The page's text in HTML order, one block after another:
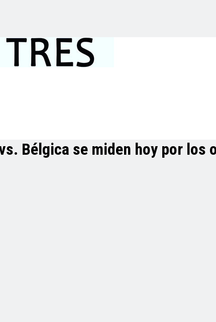
Bélgica se miden hoy por